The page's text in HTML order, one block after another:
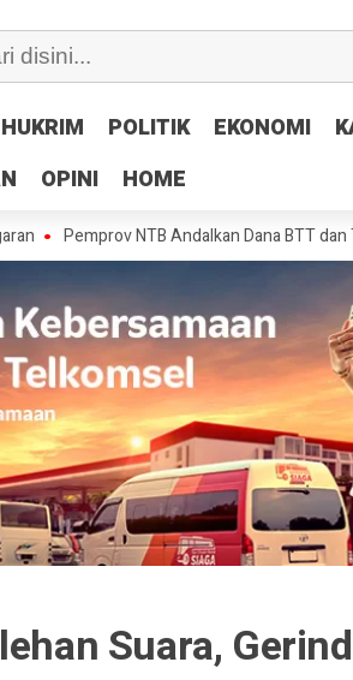
HUKRIM POLITIK EKONOMI
OPINI HOME
HUKRIM POLITIK EKONOMI
OPINI HOME
NTB Andalkan Dana BTT dan Tim
Suara,